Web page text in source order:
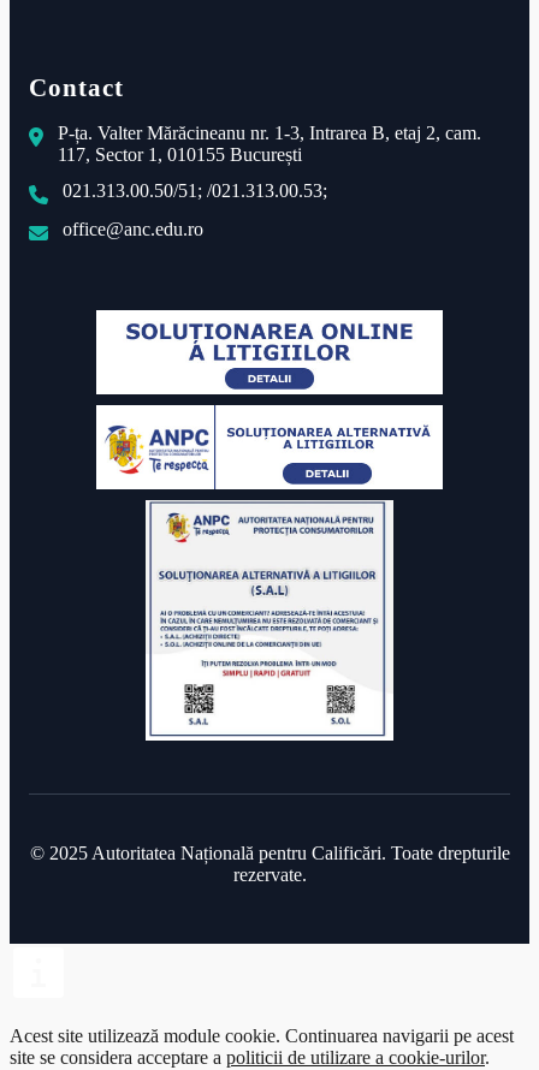
Contact
P-ța. Valter Mărăcineanu nr. 1-3, Intrarea B, etaj 2, cam.
117, Sector 1, 010155 București
021.313.00.50/51; /021.313.00.53;
office@anc.edu.ro
© 2025 Autoritatea Națională pentru Calificări. Toate drepturile
rezervate.
Acest site utilizează module cookie. Continuarea navigarii pe acest
site se considera acceptare a politicii de utilizare a cookie-urilor.